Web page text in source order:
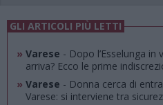
GLI ARTICOLI PIÙ LETTI
» Varese - Dopo l’Esselunga in
arriva? Ecco le prime
» Varese - Donna cerca di
Varese: si interviene tra